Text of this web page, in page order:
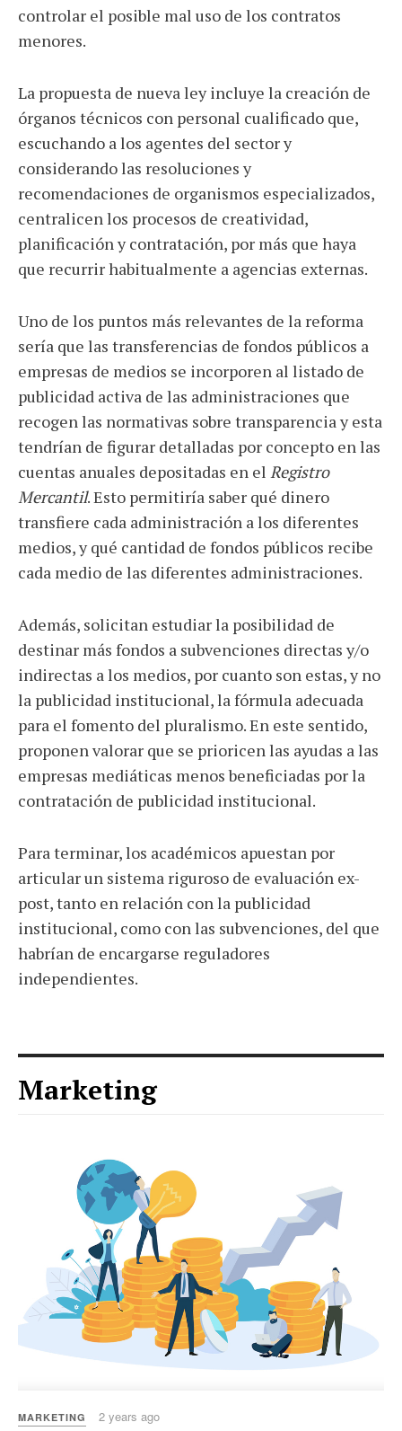
controlar el posible mal uso de los contratos
menores.
La propuesta de nueva ley incluye la creación de
órganos técnicos con personal cualificado que,
escuchando a los agentes del sector y
considerando las resoluciones y
recomendaciones de organismos especializados,
centralicen los procesos de creatividad,
planificación y contratación, por más que haya
que recurrir habitualmente a agencias externas.
Uno de los puntos más relevantes de la reforma
sería que las transferencias de fondos públicos a
empresas de medios se incorporen al listado de
publicidad activa de las administraciones que
recogen las normativas sobre transparencia y esta
tendrían de figurar detalladas por concepto en las
cuentas anuales depositadas en el Registro
Mercantil. Esto permitiría saber qué dinero
transfiere cada administración a los diferentes
medios, y qué cantidad de fondos públicos recibe
cada medio de las diferentes administraciones.
Además, solicitan estudiar la posibilidad de
destinar más fondos a subvenciones directas y/o
indirectas a los medios, por cuanto son estas, y no
la publicidad institucional, la fórmula adecuada
para el fomento del pluralismo. En este sentido,
proponen valorar que se prioricen las ayudas a las
empresas mediáticas menos beneficiadas por la
contratación de publicidad institucional.
Para terminar, los académicos apuestan por
articular un sistema riguroso de evaluación ex-
post, tanto en relación con la publicidad
institucional, como con las subvenciones, del que
habrían de encargarse reguladores
independientes.
Marketing
MARKETING 2 years ago